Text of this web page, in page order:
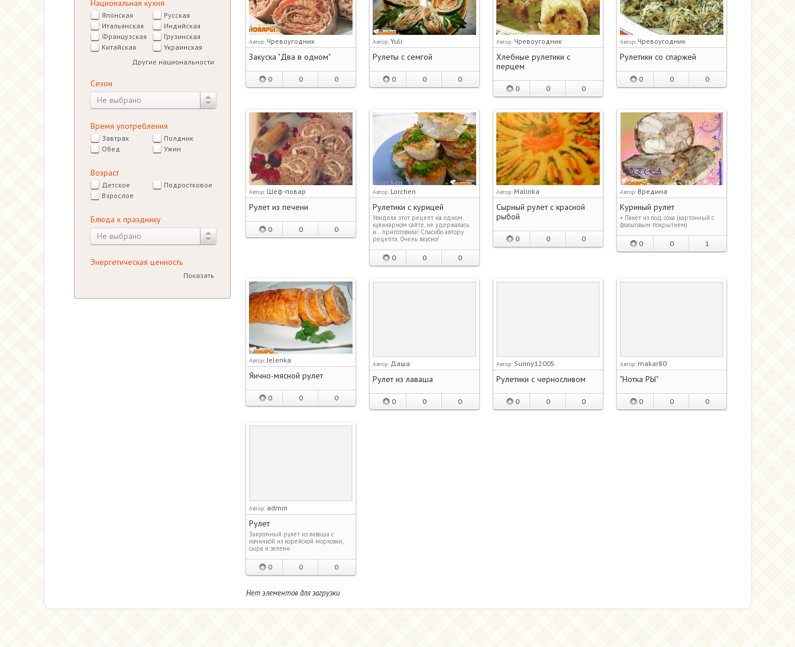
Автор: Чревоугодник
Закуска "Два в одном"
0 0 0
Автор: Yuli
Рулеты с семгой
0 0 0
Автор: Чревоугодник
Хлебные рулетики с
перцем
0 0 0
Автор: Чревоугодник
Рулетики со спаржей
0 0 0
Автор: Шеф-повар
Рулет из печени
0 0 0
Автор: Lorchen
Рулетики с курицей
Увидела этот рецепт на одном
кулинарном сайте, не удержалась
и... приготовила! Спасибо автору
рецепта. Очень вкусно!
0 0 0
Автор: Malinka
Сырный рулет с красной
рыбой
0 0 0
Автор: Вредина
Куриный рулет
+ Пакет из под сока (картонный с
фольговым покрытием).
0 0 1
Автор:Jelenka
Яично-мясной рулет
0 0 0
Автор: Даша
Рулет из лаваша
0 0 0
Автор: Sunny12005
Рулетики с черносливом
0 0 0
Автор: makar80
"Нотка РЫ"
0 0 0
Автор: admin
Рулет
Закусочный рулет из лаваша с
начинкой из корейской морковки,
сыра и зелени.
0 0 0
Национальная кухня
Японская
Русская
Итальянская
Индийская
Французская
Грузинская
Китайская
Украинская
Другие национальности
Сезон
Не выбрано
Время употребления
Завтрак
Полдник
Обед
Ужин
Возраст
Детское
Подростковое
Взрослое
Блюда к празднику
Не выбрано
Энергетическая ценность
Показать